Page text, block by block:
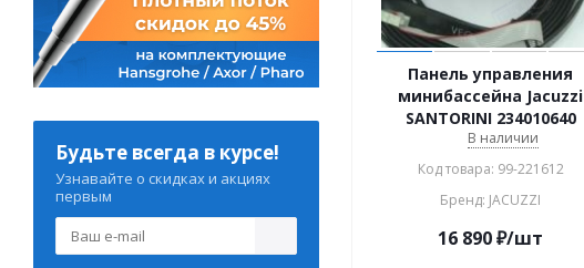
Панель управления
минибассейна Jacuzzi
SANTORINI 234010640
В наличии
Код товара: 99-221612
Бренд: JACUZZI
16 890₽/шт
Будьте всегда в курсе!
Узнавайте о скидках и акциях
первым